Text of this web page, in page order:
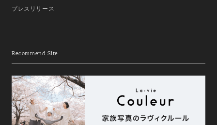
プレスリリース
Recommend Site